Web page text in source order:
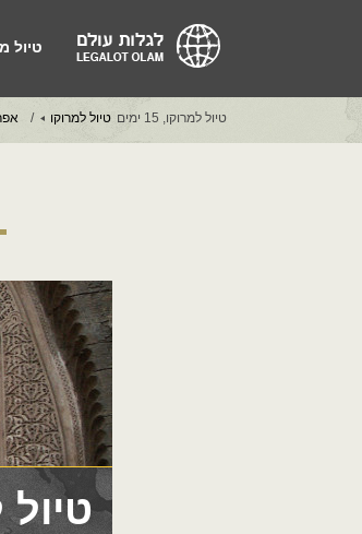
טיול
טיול למרוקו טיול למרוקו, 15 ימים
טיול